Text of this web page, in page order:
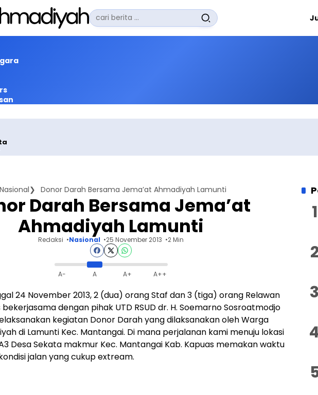
Pencarian
untuk:
Nasional Donor Darah Bersama Jema’at Ahmadiyah Lamunti
Darah Bersama Jema’at
Ahmadiyah Lamunti
Redaksi Nasional 25 November 2013 2 Min
A- A A+ A++
24 November 2013, 2 (dua) orang Staf dan 3 (tiga) orang Relawan
bekerjasama dengan pihak UTD RSUD dr. H. Soemarno Sosroatmodjo
kegiatan Donor Darah yang dilaksanakan oleh Warga
di Lamunti Kec. Mantangai. Di mana perjalanan kami menuju lokasi
Desa Sekata makmur Kec. Mantangai Kab. Kapuas memakan waktu
jalan yang cukup extream.